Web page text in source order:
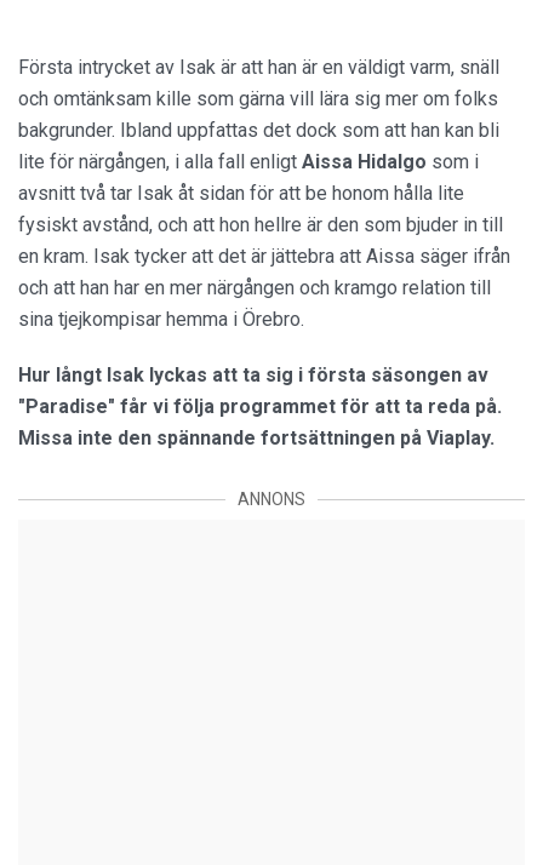
Första intrycket av Isak är att han är en väldigt varm, snäll
och omtänksam kille som gärna vill lära sig mer om folks
bakgrunder. Ibland uppfattas det dock som att han kan bli
lite för närgången, i alla fall enligt Aissa Hidalgo som i
avsnitt två tar Isak åt sidan för att be honom hålla lite
fysiskt avstånd, och att hon hellre är den som bjuder in till
en kram. Isak tycker att det är jättebra att Aissa säger ifrån
och att han har en mer närgången och kramgo relation till
sina tjejkompisar hemma i Örebro.
Hur långt Isak lyckas att ta sig i första säsongen av
"Paradise" får vi följa programmet för att ta reda på.
Missa inte den spännande fortsättningen på Viaplay.
ANNONS